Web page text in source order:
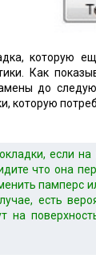
которую
Как
до
которую
если на
что она
памперс
есть
на